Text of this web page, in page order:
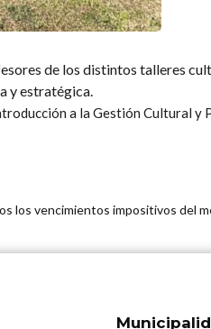
de los distintos talleres
y estratégica.
a la Gestión Cultural y
los vencimientos impositivos del